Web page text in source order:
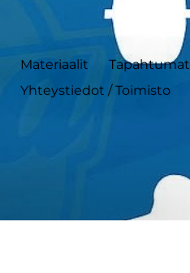
Materiaalit
Tapahtumat
Yhteystiedot / Toimisto